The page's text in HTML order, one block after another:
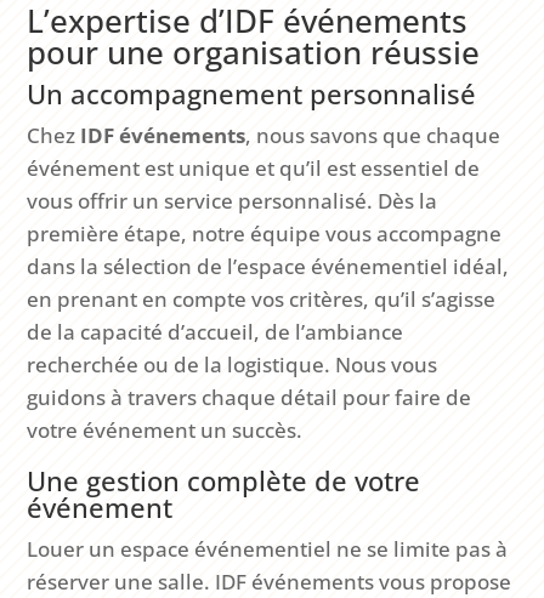
L’expertise d’IDF événements
pour une organisation réussie
Un accompagnement personnalisé
Chez IDF événements, nous savons que chaque
événement est unique et qu’il est essentiel de
vous offrir un service personnalisé. Dès la
première étape, notre équipe vous accompagne
dans la sélection de l’espace événementiel idéal,
en prenant en compte vos critères, qu’il s’agisse
de la capacité d’accueil, de l’ambiance
recherchée ou de la logistique. Nous vous
guidons à travers chaque détail pour faire de
votre événement un succès.
Une gestion complète de votre
événement
Louer un espace événementiel ne se limite pas à
réserver une salle. IDF événements vous propose